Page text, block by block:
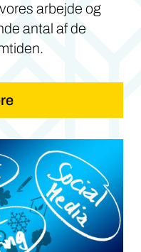
arbejde og
antal af de